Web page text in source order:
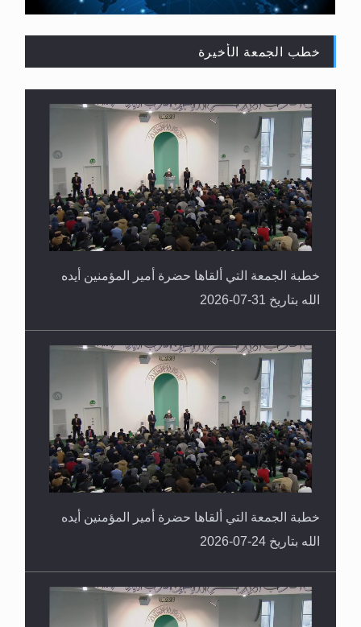
القرآن قاضٍ وحكمٌ على السنة ومهيمنٌ عليها.. ليس
العكس
خطب الجمعة الأخيرة
خطبة الجمعة التي ألقاها حضرة أمير المؤمنين أيده
الله بتاريخ 31-07-2026
خطبة الجمعة التي ألقاها حضرة أمير المؤمنين أيده
الله بتاريخ 24-07-2026